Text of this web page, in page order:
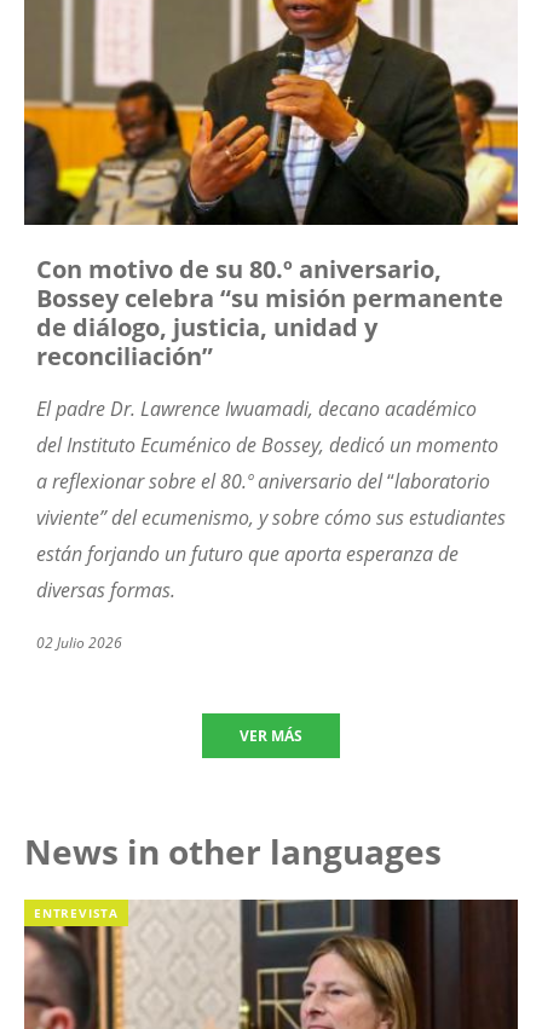
Con motivo de su 80.º aniversario,
Bossey celebra “su misión permanente
de diálogo, justicia, unidad y
reconciliación”
El padre Dr. Lawrence Iwuamadi, decano académico
del Instituto Ecuménico de Bossey, dedicó un momento
a reflexionar sobre el 80.º aniversario del“laboratorio
viviente” del ecumenismo, y sobre cómo sus estudiantes
están forjando un futuro que aporta esperanza de
diversas formas.
02 Julio 2026
VER MÁS
News in other languages
ENTREVISTA